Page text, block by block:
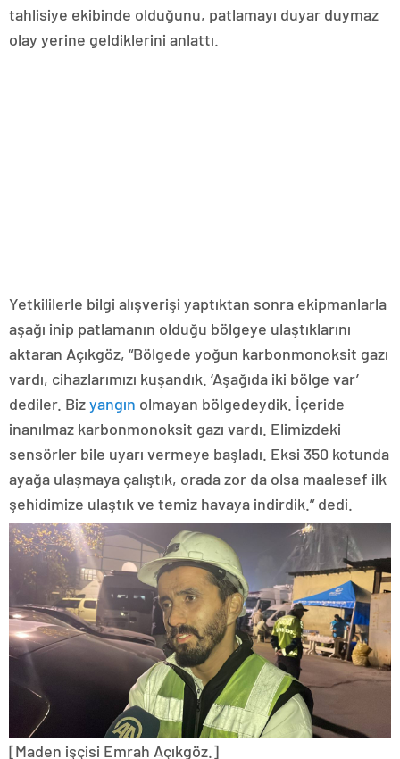
tahlisiye ekibinde olduğunu, patlamayı duyar duymaz
olay yerine geldiklerini anlattı.
Yetkililerle bilgi alışverişi yaptıktan sonra ekipmanlarla
aşağı inip patlamanın olduğu bölgeye ulaştıklarını
aktaran Açıkgöz, “Bölgede yoğun karbonmonoksit gazı
vardı, cihazlarımızı kuşandık. ‘Aşağıda iki bölge var’
dediler. Bizyangın olmayan bölgedeydik. İçeride
inanılmaz karbonmonoksit gazı vardı. Elimizdeki
sensörler bile uyarı vermeye başladı. Eksi 350 kotunda
ayağa ulaşmaya çalıştık, orada zor da olsa maalesef ilk
şehidimize ulaştık ve temiz havaya indirdik.” dedi.
[Maden işçisi Emrah Açıkgöz.]